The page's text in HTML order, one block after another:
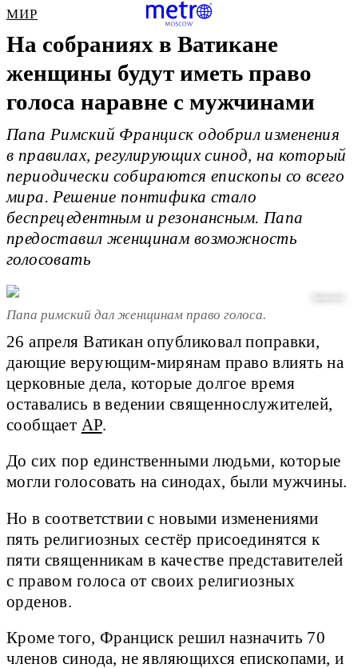
МИР
На собраниях в Ватикане
женщины будут иметь право
голоса наравне с мужчинами
Папа Римский Франциск одобрил изменения
в правилах, регулирующих синод, на который
периодически собираются епископы со всего
мира. Решение понтифика стало
беспрецедентным и резонансным. Папа
предоставил женщинам возможность
голосовать
Папа римский дал женщинам право голоса.
26 апреля Ватикан опубликовал поправки,
дающие верующим-мирянам право влиять на
церковные дела, которые долгое время
оставались в ведении священнослужителей,
сообщает AP.
До сих пор единственными людьми, которые
могли голосовать на синодах, были мужчины.
Но в соответствии с новыми изменениями
пять религиозных сестёр присоединятся к
пяти священникам в качестве представителей
с правом голоса от своих религиозных
орденов.
Кроме того, Франциск решил назначить 70
членов синода, не являющихся епископами, и